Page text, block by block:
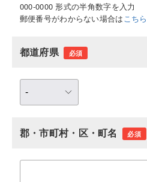
000-0000 形式の半角数字を入力
郵便番号がわからない場合はこちら
都道府県 必須
郡・市町村・区・町名 必須